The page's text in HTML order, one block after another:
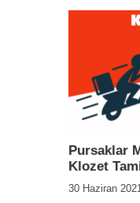
Pursaklar
Klozet
30 Haziran